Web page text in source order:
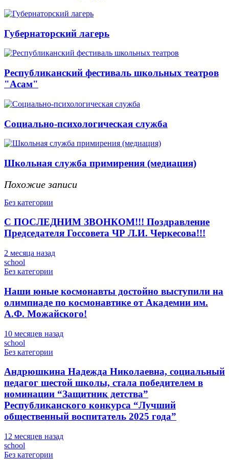
Губернаторский лагерь
Республиканский фестиваль школьных театров
"Асам"
Социально-психологическая служба
Школьная служба примирения (медиация)
Похожие записи
Без категории
С ПОСЛЕДНИМ ЗВОНКОМ!!! Поздравление
Председателя Госсовета ЧР Л.И. Черкесова!!!
2 месяца назад
school
Без категории
Наши юные космонавты достойно выступили на
олимпиаде по космонавтике от Академии им.
А.Ф. Можайского!
10 месяцев назад
school
Без категории
Андрюшкина Надежда Николаевна, социальный
педагог шестой школы, стала победителем в
номинации “Защитник детства”
Республиканского конкурса “Лучший
общественный воспитатель 2025 года”
12 месяцев назад
school
Без категории